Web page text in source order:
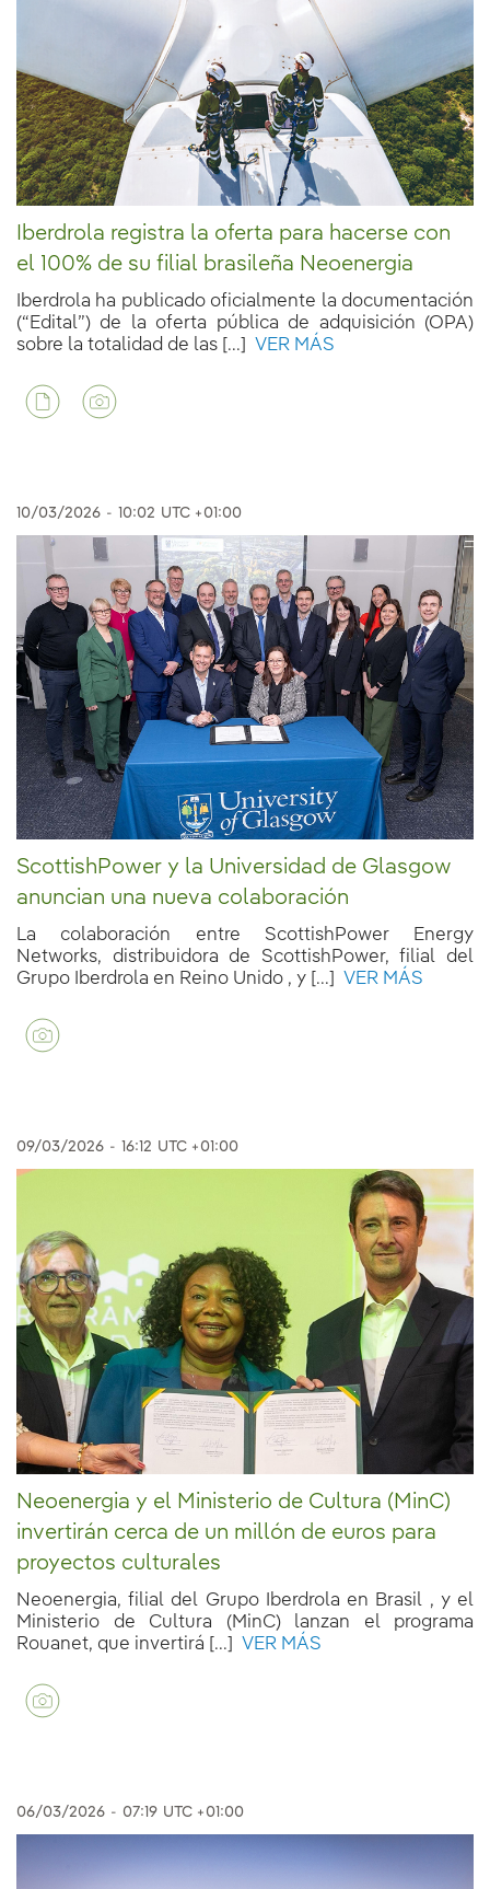
Iberdrola registra la oferta para hacerse con
el 100% de su filial brasileña Neoenergia
Iberdrola ha publicado oficialmente la documentación
(“Edital”) de la oferta pública de adquisición (OPA)
sobre la totalidad de las [...]
VER MÁS
10/03/2026 - 10:02 UTC +01:00
ScottishPower y la Universidad de Glasgow
anuncian una nueva colaboración
La colaboración entre ScottishPower Energy
Networks, distribuidora de ScottishPower, filial del
Grupo Iberdrola en Reino Unido , y [...]
VER MÁS
09/03/2026 - 16:12 UTC +01:00
Neoenergia y el Ministerio de Cultura (MinC)
invertirán cerca de un millón de euros para
proyectos culturales
Neoenergia, filial del Grupo Iberdrola en Brasil , y el
Ministerio de Cultura (MinC) lanzan el programa
Rouanet, que invertirá [...]
VER MÁS
06/03/2026 - 07:19 UTC +01:00